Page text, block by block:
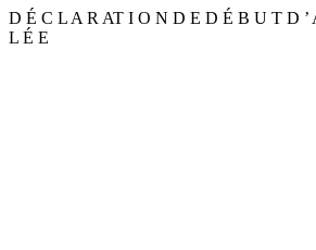
D É C L A R AT I O N D E D É B U T D
L É E